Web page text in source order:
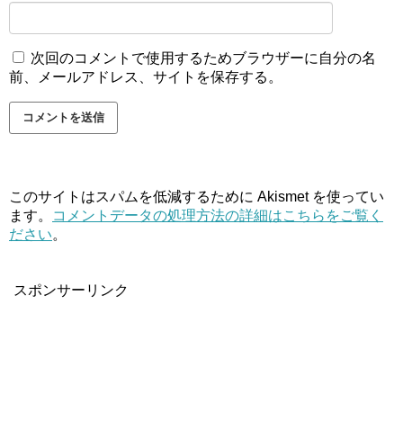
次回のコメントで使用するためブラウザーに自分の名
前、メールアドレス、サイトを保存する。
このサイトはスパムを低減するために Akismet を使ってい
ます。
コメントデータの処理方法の詳細はこちらをご覧く
ださい。
スポンサーリンク